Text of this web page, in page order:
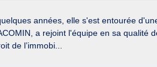
années, elle s'est entourée
a rejoint l'équipe en sa qualité
de l’immobi...